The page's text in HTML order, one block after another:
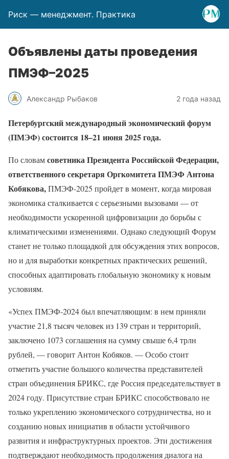
Риск — менеджмент. Практика
Объявлены даты проведения
ПМЭФ–2025
Александр Рыбаков 2 года назад
Петербургский международный экономический форум
(ПМЭФ) состоится 18–21 июня 2025 года.
По словамсоветника Президента Российской Федерации,
ответственного секретаря Оргкомитета ПМЭФ Антона
Кобякова,ПМЭФ-2025 пройдет в момент, когда мировая
экономика сталкивается с серьезными вызовами — от
необходимости ускоренной цифровизации до борьбы с
климатическими изменениями. Однако следующий Форум
станет не только площадкой для обсуждения этих вопросов,
но и для выработки конкретных практических решений,
способных адаптировать глобальную экономику к новым
условиям.
«Успех ПМЭФ-2024 был впечатляющим: в нем приняли
участие 21,8 тысяч человек из 139 стран и территорий,
заключено 1073 соглашения на сумму свыше 6,4 трлн
рублей, — говорит Антон Кобяков. — Особо стоит
отметить участие большого количества представителей
стран объединения БРИКС, где Россия председательствует в
2024 году. Присутствие стран БРИКС способствовало не
только укреплению экономического сотрудничества, но и
созданию новых инициатив в области устойчивого
развития и инфраструктурных проектов. Эти достижения
подтверждают необходимость продолжения диалога на